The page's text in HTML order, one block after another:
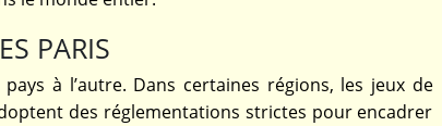
PARIS
à l’autre. Dans certaines régions, les jeux de
des réglementations strictes pour encadrer